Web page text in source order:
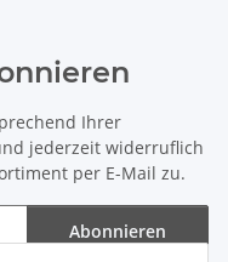
Ihrer
jederzeit widerruflich
per E-Mail zu.
Abonnieren